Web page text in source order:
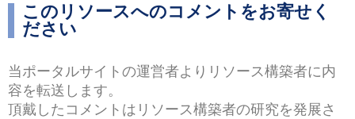
このリソースへのコメントをお寄せく
ださい
当ポータルサイトの運営者よりリソース構築者に内
容を転送します。
頂戴したコメントはリソース構築者の研究を発展さ